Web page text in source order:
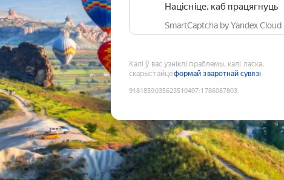
Націсніце, каб працягнуць
SmartCaptcha by Yandex Cloud
Калі ў вас узніклі праблемы, калі ласка,
скарыстайцеформай зваротнай сувязі
9181859035623510497:1786087803